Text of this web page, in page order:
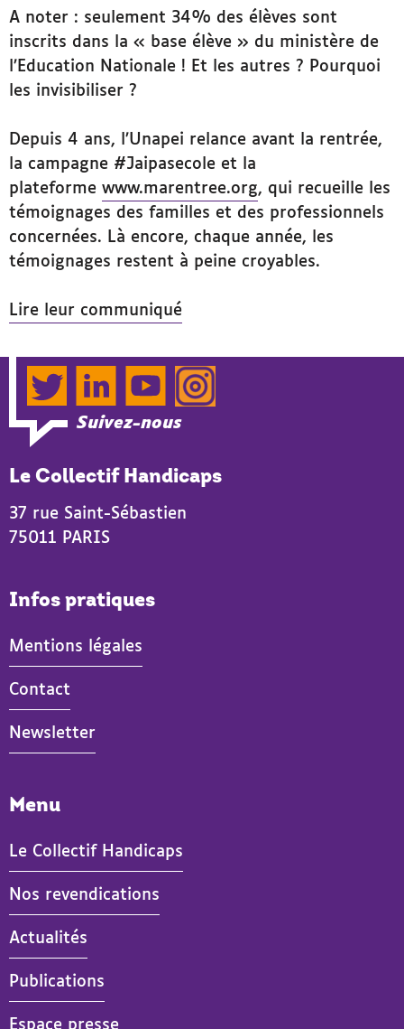
A noter : seulement 34% des élèves sont
inscrits dans la « base élève » du ministère de
l’Education Nationale ! Et les autres ? Pourquoi
les invisibiliser ?
Depuis 4 ans, l’Unapei relance avant la rentrée,
la campagne #Jaipasecole et la
plateforme www.marentree.org, qui recueille les
témoignages des familles et des professionnels
concernées. Là encore, chaque année, les
témoignages restent à peine croyables.
Lire leur communiqué
Suivez-nous
TwitterLinkedInYouTubeInstagram
Le Collectif Handicaps
37 rue Saint-Sébastien
75011 PARIS
Infos pratiques
Mentions légales
Contact
Newsletter
Menu
Le Collectif Handicaps
Nos revendications
Actualités
- Actif
Publications
Espace presse